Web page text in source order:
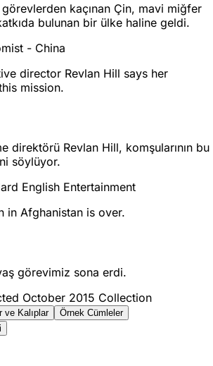
kaçınan Çin, mavi miğfer
bulunan bir ülke haline geldi.
- China
director Revlan Hill says her
mission.
direktörü Revlan Hill, komşularının bu
söylüyor.
English Entertainment
in Afghanistan is over.
görevimiz sona erdi.
October 2015 Collection
ve Kalıplar
Örnek Cümleler